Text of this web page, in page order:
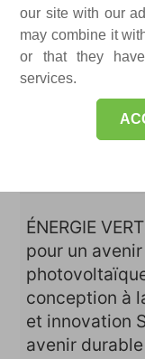
our site with our
may combine it
or that they
services.
Équipement
développent
depuis plus
reflète dans
produits. Le
ÉNERGIE
pour un
conception à
et innovation
avenir